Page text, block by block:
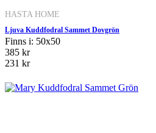
HASTA HOME
Ljuva Kuddfodral Sammet Dovgrön
Finns i: 50x50
385 kr
231 kr